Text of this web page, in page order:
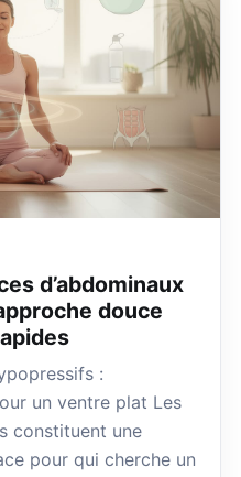
d’abdominaux
douce
:
un ventre plat Les
constituent une
pour qui cherche un